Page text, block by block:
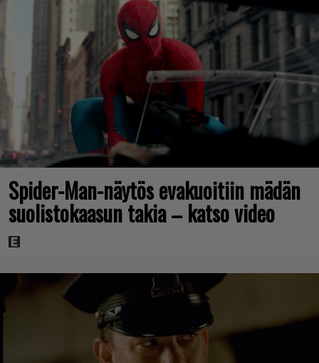
Spider-Man-näytös evakuoitiin mädän
suolistokaasun takia – katso video